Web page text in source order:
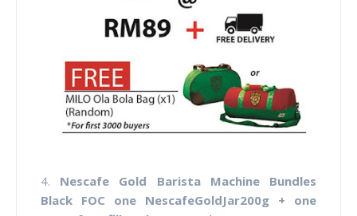
4. Nescafe Gold Barista Machine Bundles
Black FOC one NescafeGoldJar200g + one